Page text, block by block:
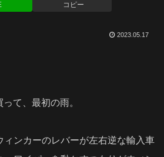
コピー
2023.05.17
て、最初の雨。
ィンカーのレバーが左右逆な輸入車